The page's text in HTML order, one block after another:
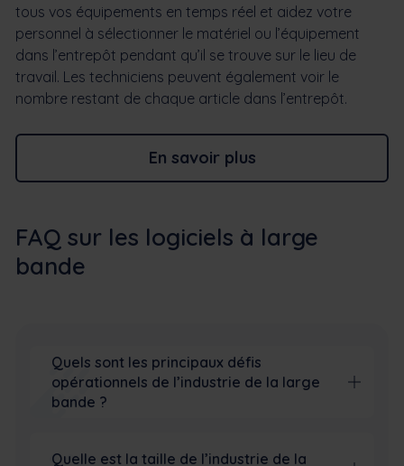
tous vos équipements en temps réel et aidez votre
personnel à sélectionner le matériel ou l’équipement
dans l’entrepôt pendant qu’il se trouve sur le lieu de
travail. Les techniciens peuvent également voir le
nombre restant de chaque article dans l’entrepôt.
En savoir plus
FAQ sur les logiciels à large
bande
Quels sont les principaux défis
opérationnels de l’industrie de la large
bande ?
Quelle est la taille de l’industrie de la